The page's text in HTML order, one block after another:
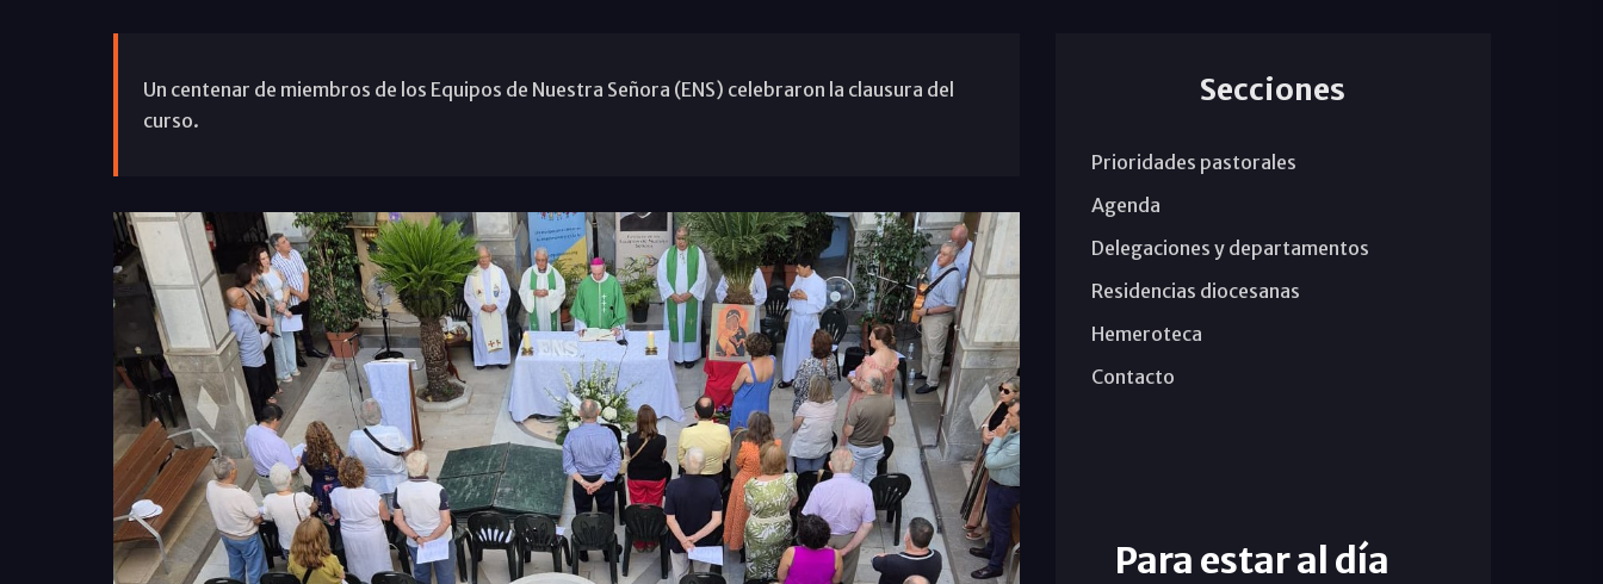
Un centenar de miembros de los Equipos de Nuestra Señora (ENS) celebraron la clausura del
curso.
Secciones
Prioridades pastorales
Agenda
Delegaciones y departamentos
Residencias diocesanas
Hemeroteca
Contacto
Para estar al día